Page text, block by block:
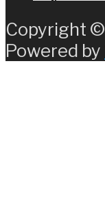
Copyright
Powered by